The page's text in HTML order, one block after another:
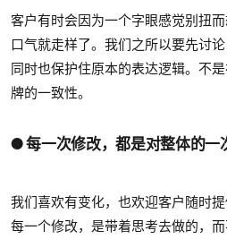
客户有时会因为一个字眼感觉别扭
口气就走样了。我们之所以要先讨
同时也保护住原本的表达逻辑。不
牌的一致性。
● 每一次修改，都是对整体的一
我们喜欢有变化，也欢迎客户随时提
每一个修改，是带着思考去做的，而